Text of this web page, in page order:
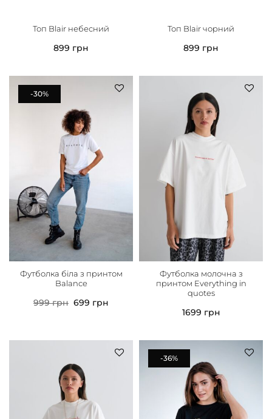
Топ Blair небесний
899 грн
Топ Blair чорний
899 грн
-30%
Футболка біла з принтом
Balance
999грн 699 грн
Футболка молочна з
принтом Everything in
quotes
1699 грн
-36%